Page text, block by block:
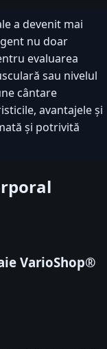
a devenit mai
nu doar
evaluarea
sau nivelul
cântare
avantajele și
și potrivită
VarioShop®